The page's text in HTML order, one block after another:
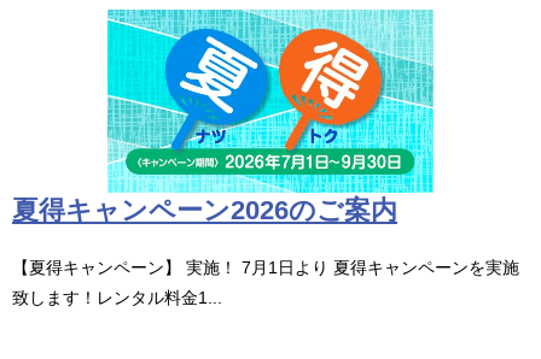
夏得キャンペーン2026のご案内
【夏得キャンペーン】 実施！ 7月1日より 夏得キャンペーンを実施
致します！レンタル料金1...